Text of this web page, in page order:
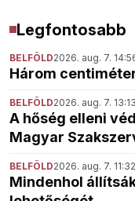
Legfontosabb
BELFÖLD2026. aug. 7.
Három
BELFÖLD2026. aug. 7. 13:13
A hőség elleni
Magyar
BELFÖLD2026. aug. 7. 11:32
Mindenhol